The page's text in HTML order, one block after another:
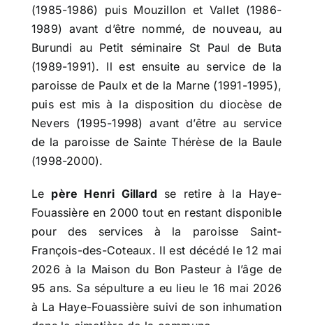
(1985-1986) puis Mouzillon et Vallet (1986-
1989) avant d’être nommé, de nouveau, au
Burundi au Petit séminaire St Paul de Buta
(1989-1991). Il est ensuite au service de la
paroisse de Paulx et de la Marne (1991-1995),
puis est mis à la disposition du diocèse de
Nevers (1995-1998) avant d’être au service
de la paroisse de Sainte Thérèse de la Baule
(1998-2000).
Le père Henri Gillard se retire à la Haye-
Fouassière en 2000 tout en restant disponible
pour des services à la paroisse Saint-
François-des-Coteaux. Il est décédé le 12 mai
2026 à la Maison du Bon Pasteur à l’âge de
95 ans. Sa sépulture a eu lieu le 16 mai 2026
à La Haye-Fouassière suivi de son inhumation